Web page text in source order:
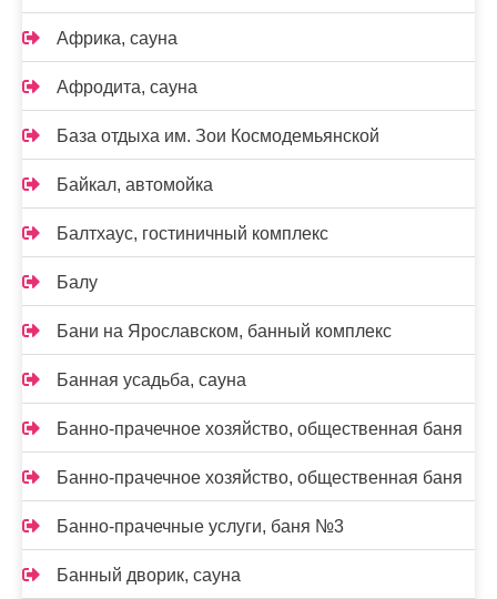
Африка, сауна
Афродита, сауна
База отдыха им. Зои Космодемьянской
Байкал, автомойка
Балтхаус, гостиничный комплекс
Балу
Бани на Ярославском, банный комплекс
Банная усадьба, сауна
Банно-прачечное хозяйство, общественная баня
Банно-прачечное хозяйство, общественная баня
Банно-прачечные услуги, баня №3
Банный дворик, сауна